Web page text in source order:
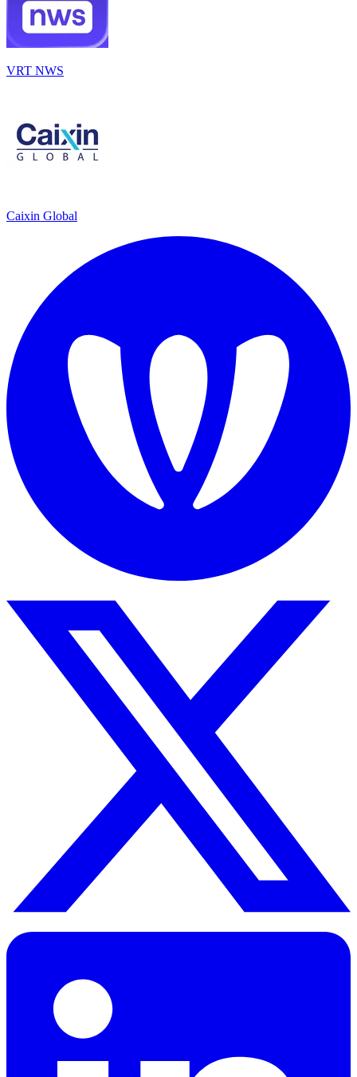
VRT NWS
Caixin Global